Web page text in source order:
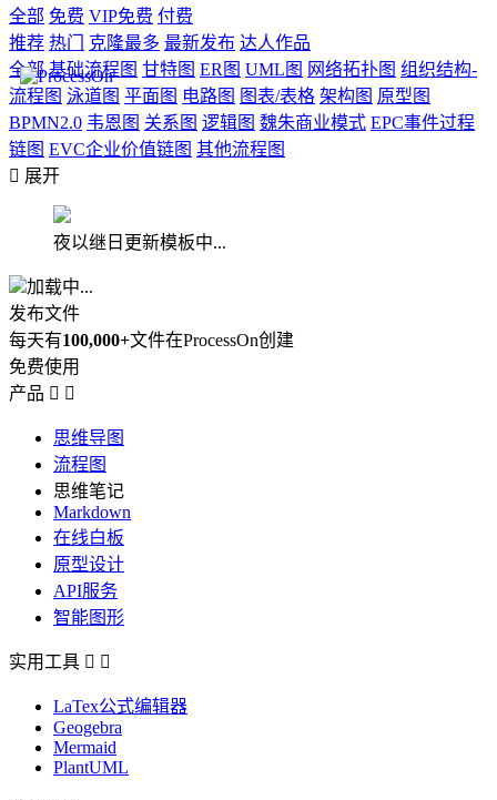
全部 免费 VIP免费 付费
推荐 热门 克隆最多 最新发布 达人作品
全部 基础流程图 甘特图 ER图 UML图 网络拓扑图 组织结构-
流程图 泳道图 平面图 电路图 图表/表格 架构图 原型图
BPMN2.0 韦恩图 关系图 逻辑图 魏朱商业模式 EPC事件过程
链图 EVC企业价值链图 其他流程图
 展开
夜以继日更新模板中...
加载中...
发布文件
每天有100,000+文件在ProcessOn创建
免费使用
产品  
思维导图
流程图
思维笔记
Markdown
在线白板
原型设计
API服务
智能图形
实用工具  
LaTex公式编辑器
Geogebra
Mermaid
PlantUML